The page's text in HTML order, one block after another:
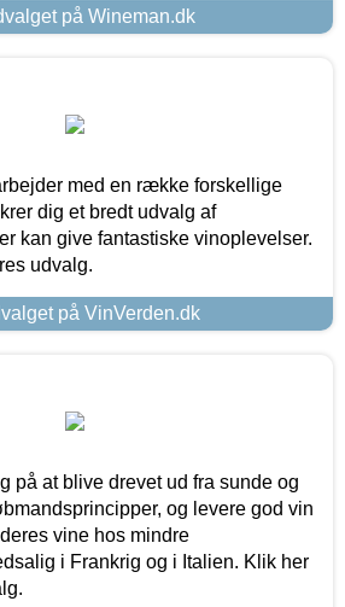
på Wineman.dk
med en række forskellige
dig et bredt udvalg af
kan give fantastiske vinoplevelser.
udvalg.
på VinVerden.dk
på at blive drevet ud fra sunde og
og levere god vin
vine hos mindre
i Frankrig og i Italien. Klik her